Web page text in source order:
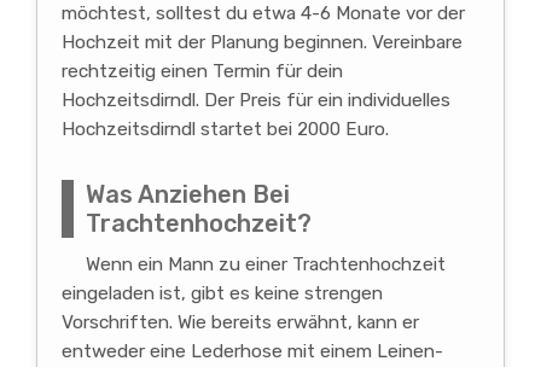
möchtest, solltest du etwa 4-6 Monate vor der
Hochzeit mit der Planung beginnen. Vereinbare
rechtzeitig einen Termin für dein
Hochzeitsdirndl. Der Preis für ein individuelles
Hochzeitsdirndl startet bei 2000 Euro.
Was Anziehen Bei
Trachtenhochzeit?
Wenn ein Mann zu einer Trachtenhochzeit
eingeladen ist, gibt es keine strengen
Vorschriften. Wie bereits erwähnt, kann er
entweder eine Lederhose mit einem Leinen-